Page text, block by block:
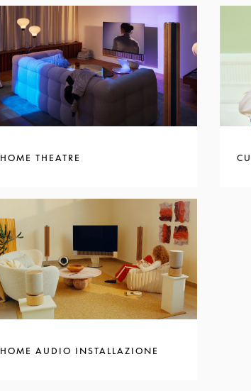
HOME THEATRE
HOME AUDIO INSTALLAZIONE